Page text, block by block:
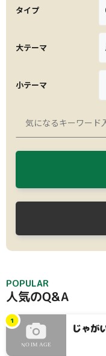
タイプ
大テーマ
小テーマ
POPULAR
人気のQ&A
じゃが
1